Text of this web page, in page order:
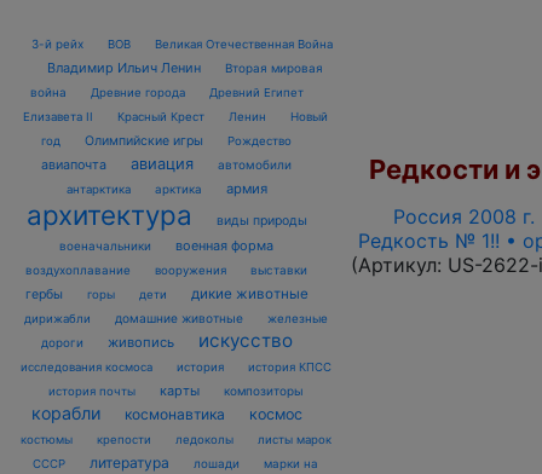
3-й рейх ВОВ Великая Отечественная Война
Владимир Ильич Ленин
Вторая мировая
война
Древние города
Древний Египет
Елизавета II
Красный Крест Ленин
Новый
год
Олимпийские игры Рождество
авиапочта авиация автомобили
антарктика арктика армия
архитектура виды природы
военачальники военная форма
воздухоплавание вооружения выставки
гербы горы дети дикие животные
дирижабли домашние животные
железные
дороги
живопись искусство
исследования космоса история
история КПСС
история почты
карты композиторы
корабли космонавтика космос
костюмы крепости ледоколы
листы марок
СССР
литература лошади
марки на
Редкости и
Россия 2008
Редкость № 1!! •
(Артикул: US-